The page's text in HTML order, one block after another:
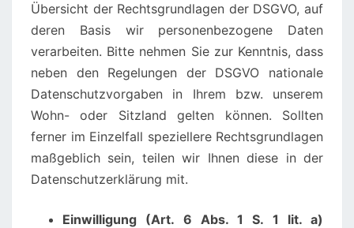
Übersicht der Rechtsgrundlagen der DSGVO, auf
deren Basis wir personenbezogene Daten
verarbeiten. Bitte nehmen Sie zur Kenntnis, dass
neben den Regelungen der DSGVO nationale
Datenschutzvorgaben in Ihrem bzw. unserem
Wohn- oder Sitzland gelten können. Sollten
ferner im Einzelfall speziellere Rechtsgrundlagen
maßgeblich sein, teilen wir Ihnen diese in der
Datenschutzerklärung mit.
Einwilligung (Art. 6 Abs. 1 S. 1 lit. a)